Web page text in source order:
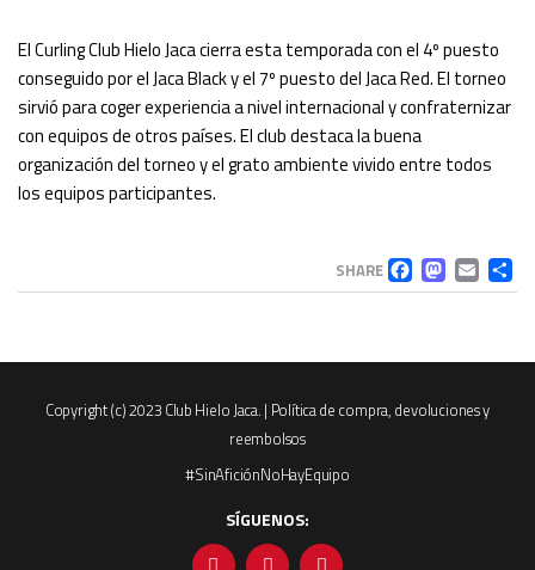
El Curling Club Hielo Jaca cierra esta temporada con el 4º puesto
conseguido por el Jaca Black y el 7º puesto del Jaca Red. El torneo
sirvió para coger experiencia a nivel internacional y confraternizar
con equipos de otros países. El club destaca la buena
organización del torneo y el grato ambiente vivido entre todos
los equipos participantes.
SHARE
Copyright (c) 2023 Club Hielo Jaca. | Política de compra, devoluciones y
reembolsos
#SinAficiónNoHayEquipo
SÍGUENOS: